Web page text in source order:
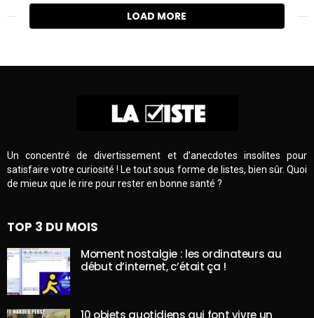
LOAD MORE
Un concentré de divertissement et d’anecdotes insolites pour
satisfaire votre curiosité ! Le tout sous forme de listes, bien sûr. Quoi
de mieux que le rire pour rester en bonne santé ?
TOP 3 DU MOIS
Moment nostalgie : les ordinateurs au
début d’internet, c’était ça !
10 objets quotidiens qui font vivre un